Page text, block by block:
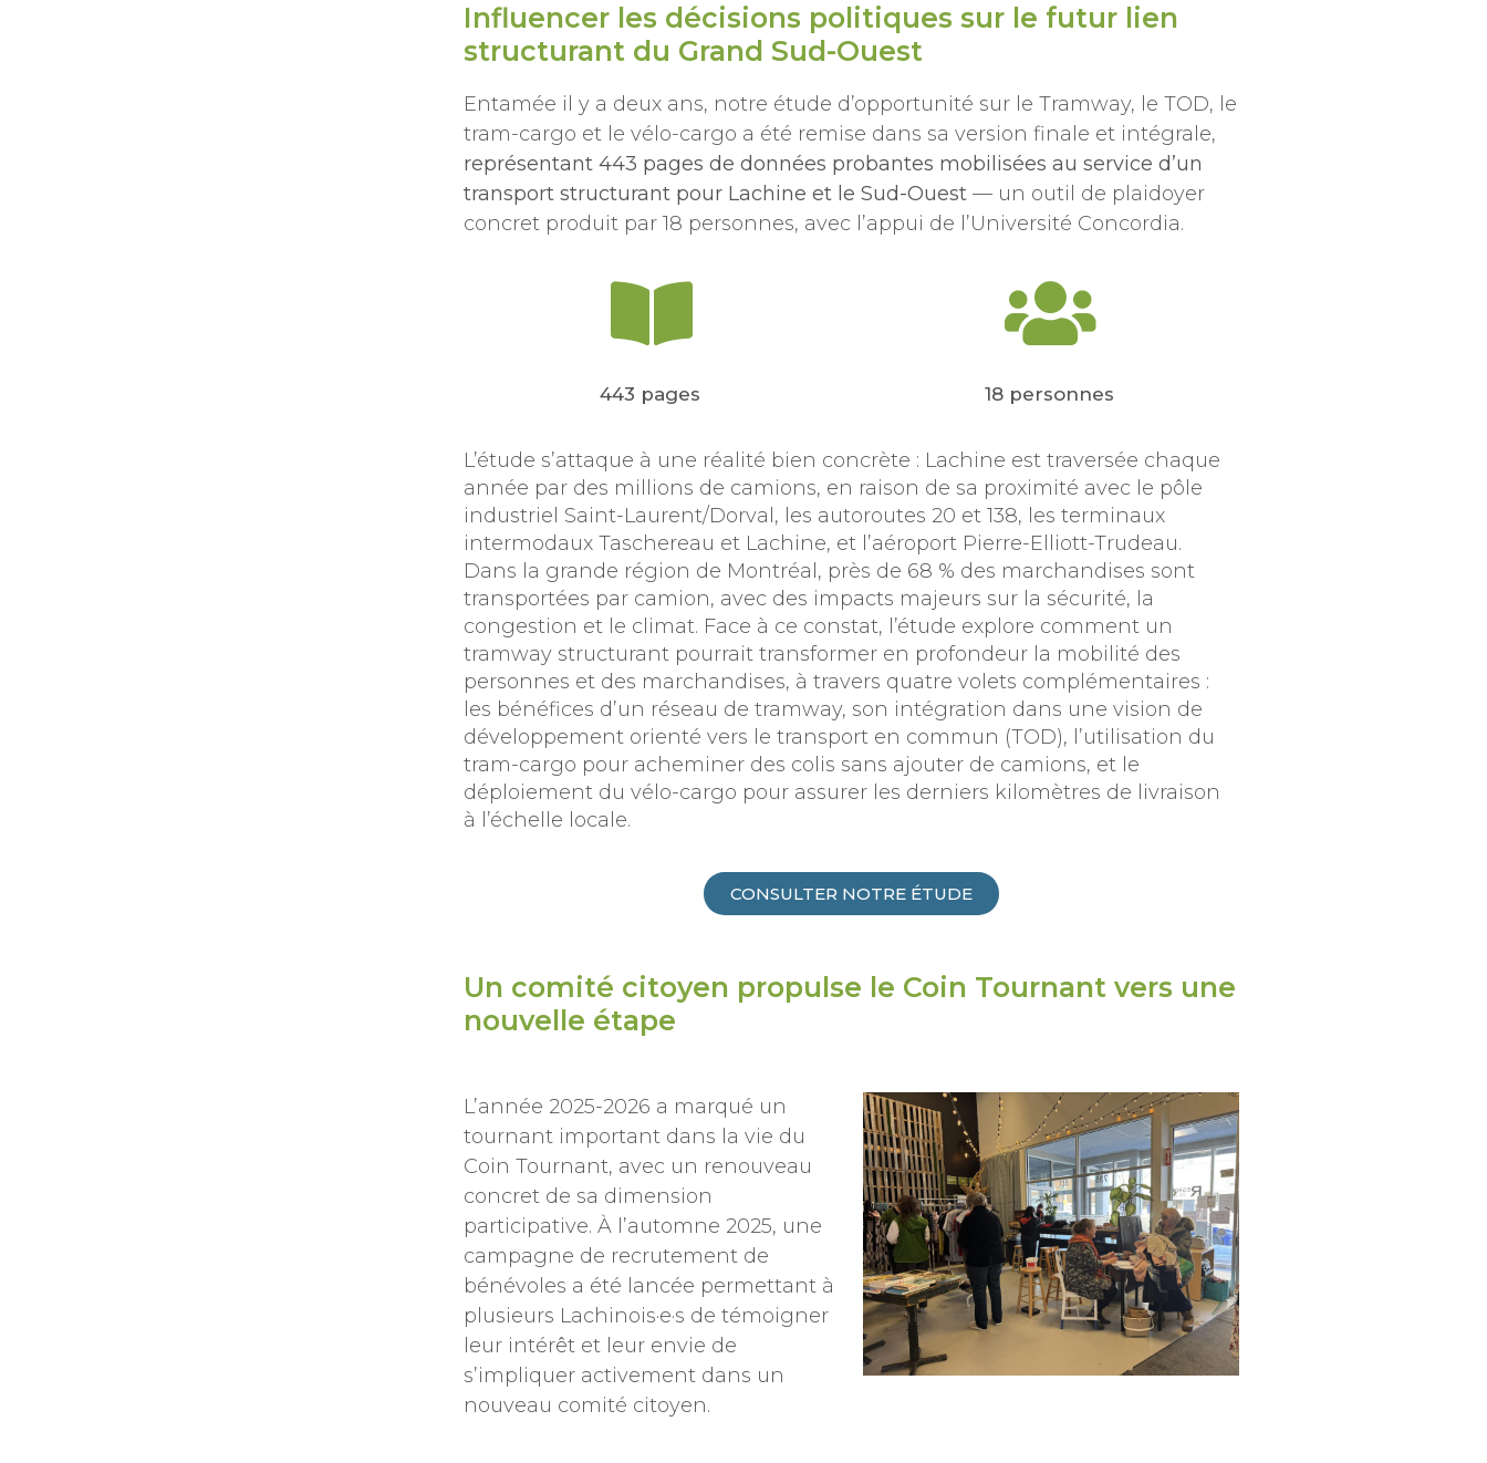
Influencer les décisions politiques sur le futur lien
structurant du Grand Sud-Ouest
Entamée il y a deux ans, notre étude d’opportunité sur le Tramway, le TOD, le
tram-cargo et le vélo-cargo a été remise dans sa version finale et intégrale,
représentant 443 pages de données probantes mobilisées au service d’un
transport structurant pour Lachine et le Sud-Ouest — un outil de plaidoyer
concret produit par 18 personnes, avec l’appui de l’Université Concordia.
443 pages 18 personnes
L’étude s’attaque à une réalité bien concrète : Lachine est traversée chaque
année par des millions de camions, en raison de sa proximité avec le pôle
industriel Saint-Laurent/Dorval, les autoroutes 20 et 138, les terminaux
intermodaux Taschereau et Lachine, et l’aéroport Pierre-Elliott-Trudeau.
Dans la grande région de Montréal, près de 68 % des marchandises sont
transportées par camion, avec des impacts majeurs sur la sécurité, la
congestion et le climat. Face à ce constat, l’étude explore comment un
tramway structurant pourrait transformer en profondeur la mobilité des
personnes et des marchandises, à travers quatre volets complémentaires :
les bénéfices d’un réseau de tramway, son intégration dans une vision de
développement orienté vers le transport en commun (TOD), l’utilisation du
tram-cargo pour acheminer des colis sans ajouter de camions, et le
déploiement du vélo-cargo pour assurer les derniers kilomètres de livraison
à l’échelle locale.
CONSULTER NOTRE ÉTUDE
Un comité citoyen propulse le Coin Tournant vers une
nouvelle étape
L’année 2025-2026 a marqué un
tournant important dans la vie du
Coin Tournant, avec un renouveau
concret de sa dimension
participative. À l’automne 2025, une
campagne de recrutement de
bénévoles a été lancée permettant à
plusieurs Lachinois·e·s de témoigner
leur intérêt et leur envie de
s’impliquer activement dans un
nouveau comité citoyen.